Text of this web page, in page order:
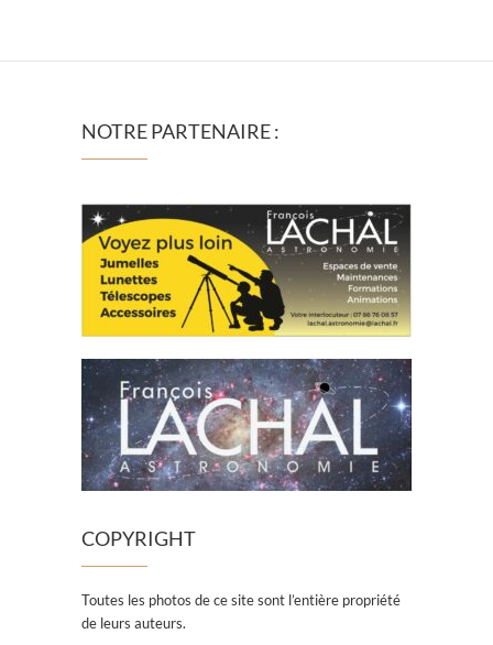
NOTRE PARTENAIRE :
COPYRIGHT
Toutes les photos de ce site sont l’entière propriété
de leurs auteurs.